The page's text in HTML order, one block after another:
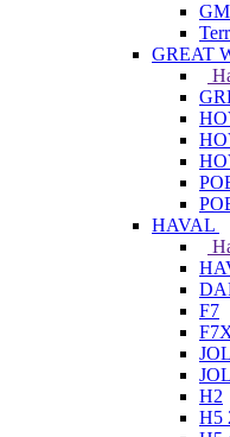
GREAT
HAVAL
F7
H2
H5